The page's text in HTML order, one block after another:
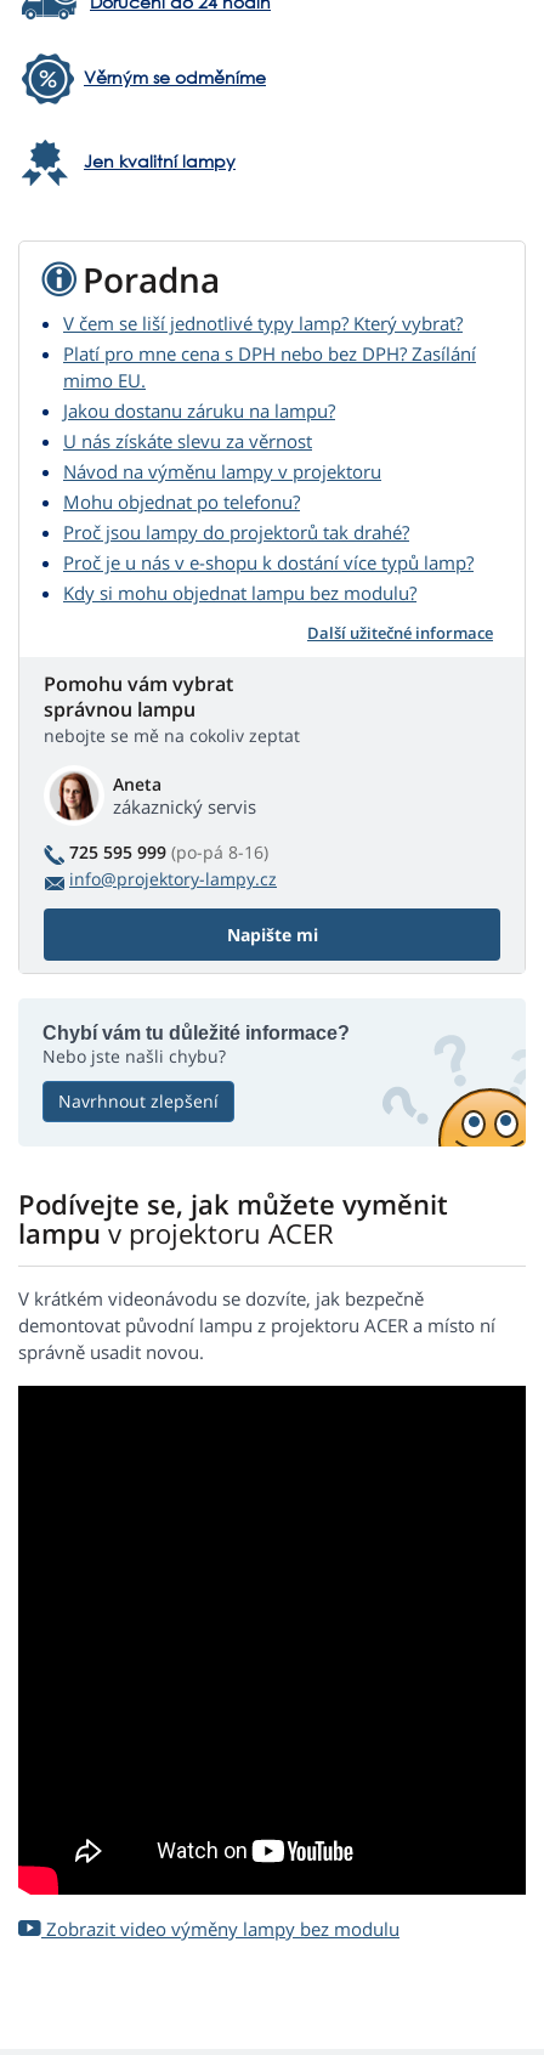
Věrným se odměníme
Jen kvalitní lampy
Poradna
V čem se liší jednotlivé typy lamp? Který vybrat?
Platí pro mne cena s DPH nebo bez DPH? Zasílání
mimo EU.
Jakou dostanu záruku na lampu?
U nás získáte slevu za věrnost
Návod na výměnu lampy v projektoru
Mohu objednat po telefonu?
Proč jsou lampy do projektorů tak drahé?
Proč je u nás v e-shopu k dostání více typů lamp?
Kdy si mohu objednat lampu bez modulu?
Další užitečné informace
Pomohu vám vybrat
správnou lampu
nebojte se mě na cokoliv zeptat
Aneta
zákaznický servis
725 595 999 (po-pá 8-16)
info@projektory-lampy.cz
Napište mi
Chybí vám tu důležité informace?
Nebo jste našli chybu?
Navrhnout zlepšení
Podívejte se, jak můžete vyměnit
lampuv projektoru ACER
V krátkém videonávodu se dozvíte, jak bezpečně
demontovat původní lampu z projektoru ACER a místo ní
správně usadit novou.
Zobrazit video výměny lampy bez modulu